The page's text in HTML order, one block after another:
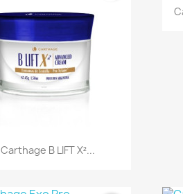
Vista rápida
Carthage B LIFT X²...